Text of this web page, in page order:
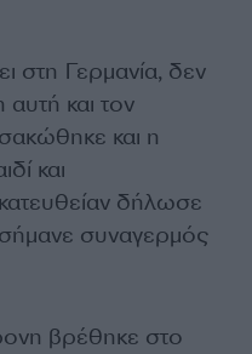
στη Γερμανία, δεν
και τον
και η
και
δήλωσε
σήμανε συναγερμός
βρέθηκε στο